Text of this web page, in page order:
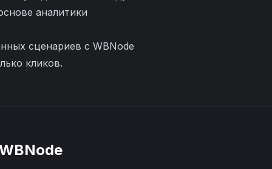
аналитики
сценариев с WBNode
кликов.